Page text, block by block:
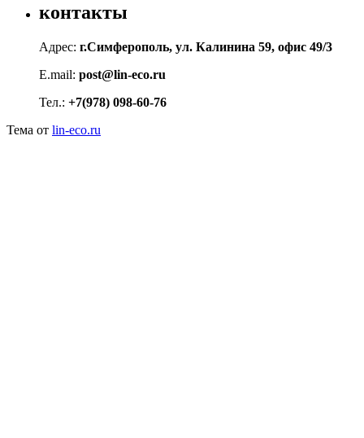
контакты
Адрес: г.Симферополь, ул. Калинина 59, офис 49/3
E.mail: post@lin-eco.ru
Тел.: +7(978) 098-60-76
Тема от lin-eco.ru